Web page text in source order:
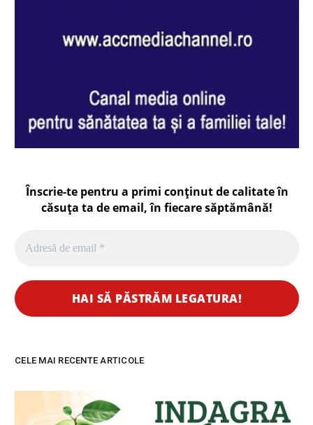
Înscrie-te pentru a primi conținut de calitate în
căsuța ta de email, în fiecaresăptămână!
CELE MAI RECENTE ARTICOLE